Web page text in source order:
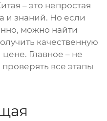
– это непростая
и знаний. Но если
можно найти
качественную
Главное – не
все этапы